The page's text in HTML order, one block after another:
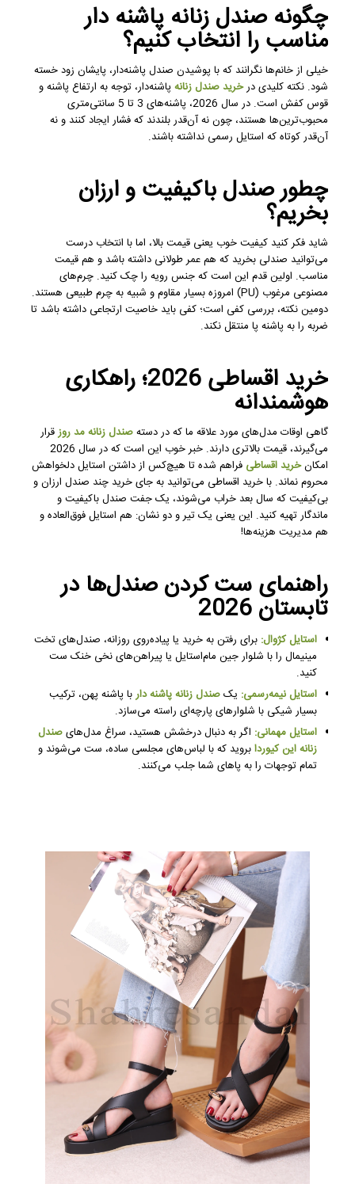
چگونه صندل زنانه پاشنه دار
مناسب را انتخاب کنیم؟
خیلی از خانم‌ها نگرانند که با پوشیدن صندل پاشنه‌دار، پایشان زود خسته
شود. نکته کلیدی درخرید صندل زنانهپاشنه‌دار، توجه به ارتفاع پاشنه و
قوس کفش است. در سال 2026، پاشنه‌های 3 تا 5 سانتی‌متری
محبوب‌ترین‌ها هستند، چون نه آن‌قدر بلندند که فشار ایجاد کنند و نه
آن‌قدر کوتاه که استایل رسمی نداشته باشند.
چطور صندل باکیفیت و ارزان
بخریم؟
شاید فکر کنید کیفیت خوب یعنی قیمت بالا، اما با انتخاب درست
می‌توانید صندلی بخرید که هم عمر طولانی داشته باشد و هم قیمت
مناسب. اولین قدم این است که جنس رویه را چک کنید. چرم‌های
مصنوعی مرغوب (PU) امروزه بسیار مقاوم و شبیه به چرم طبیعی هستند.
دومین نکته، بررسی کفی است؛ کفی باید خاصیت ارتجاعی داشته باشد تا
ضربه را به پاشنه پا منتقل نکند.
خرید اقساطی 2026؛ راهکاری
هوشمندانه
گاهی اوقات مدل‌های مورد علاقه ما که در دستهصندل زنانه مد روزقرار
می‌گیرند، قیمت بالاتری دارند. خبر خوب این است که در سال 2026
امکانخرید اقساطی فراهم شده تا هیچ‌کس از داشتن استایل دلخواهش
محروم نماند. با خرید اقساطی می‌توانید به جای خرید چند صندل ارزان و
بی‌کیفیت که سال بعد خراب می‌شوند، یک جفت صندل باکیفیت و
ماندگار تهیه کنید. این یعنی یک تیر و دو نشان: هم استایل فوق‌العاده و
هم مدیریت هزینه‌ها!
راهنمای ست کردن صندل‌ها در
تابستان 2026
استایل کژوال: برای رفتن به خرید یا پیاده‌روی روزانه، صندل‌های تخت
مینیمال را با شلوار جین مام‌استایل یا پیراهن‌های نخی خنک ست
کنید.
استایل نیمه‌رسمی: یکصندل زنانه پاشنه داربا پاشنه پهن، ترکیب
بسیار شیکی با شلوارهای پارچه‌ای راسته می‌سازد.
استایل مهمانی: اگر به دنبال درخشش هستید، سراغ مدل‌هایصندل
زنانه این کیوردابروید که با لباس‌های مجلسی ساده، ست می‌شوند و
تمام توجهات را به پاهای شما جلب می‌کنند.